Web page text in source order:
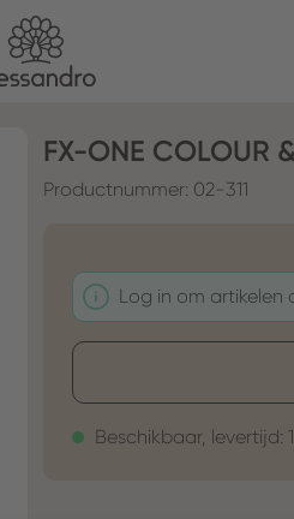
FX-ONE COLOUR
Productnummer: 02-311
Log in om artikelen
Beschikbaar, levertijd: